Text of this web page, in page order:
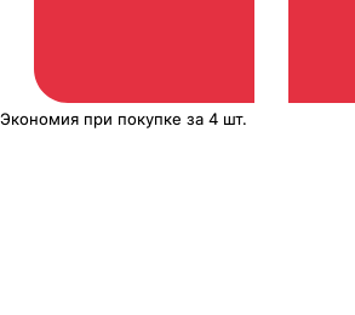
Экономия при покупке за 4 шт.